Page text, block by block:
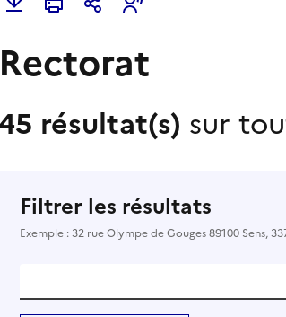
Rectorat
45 résultat(s) sur
Filtrer les résultats
Exemple : 32 rue Olympe de Gouges 89100 Sens,